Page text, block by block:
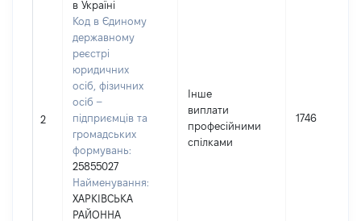
2
в Україні
Код в Єдиному
державному
реєстрі
юридичних
осіб, фізичних
осіб –
підприємців та
громадських
формувань:
25855027
Найменування:
ХАРКІВСЬКА
РАЙОННА
Інше
виплати
професійними
спілками
1746